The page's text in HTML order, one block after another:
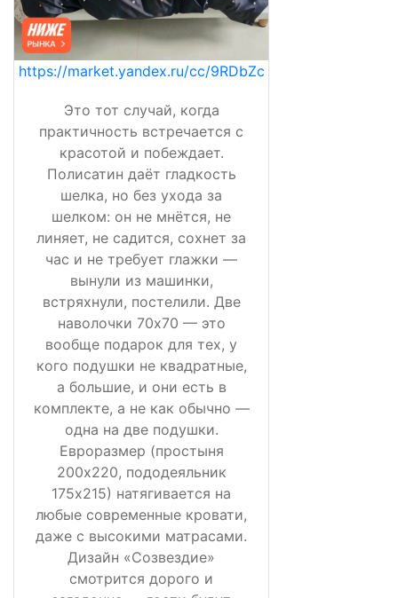
https://market.yandex.ru/cc/9RDbZc
Это тот случай, когда
практичность встречается с
красотой и побеждает.
Полисатин даёт гладкость
шелка, но без ухода за
шелком: он не мнётся, не
линяет, не садится, сохнет за
час и не требует глажки —
вынули из машинки,
встряхнули, постелили. Две
наволочки 70х70 — это
вообще подарок для тех, у
кого подушки не квадратные,
а большие, и они есть в
комплекте, а не как обычно —
одна на две подушки.
Евроразмер (простыня
200х220, пододеяльник
175х215) натягивается на
любые современные кровати,
даже с высокими матрасами.
Дизайн «Созвездие»
смотрится дорого и